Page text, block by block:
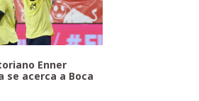
Enner
se acerca a Boca